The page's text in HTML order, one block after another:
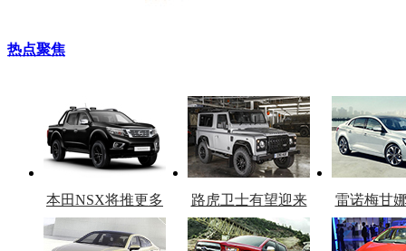
热点聚焦
本田NSX将推更多
车型
路虎卫士有望迎来
复产
雷诺梅甘
官